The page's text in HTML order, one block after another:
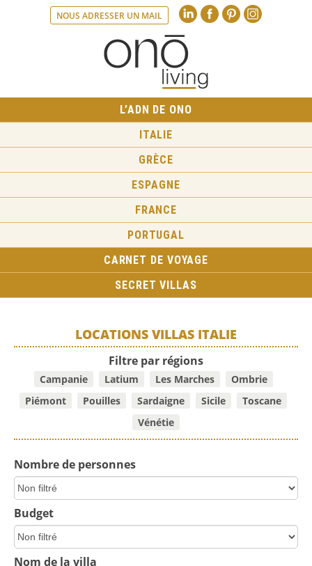
NOUS ADRESSER UN MAIL Linkedin
L’ADN DE ONO
ITALIE
GRÈCE
ESPAGNE
FRANCE
PORTUGAL
CARNET DE VOYAGE
SECRET VILLAS
LOCATIONS VILLAS ITALIE
Filtre par régions
Campanie Latium Les Marches
Ombrie
Piémont
Pouilles Sardaigne Sicile
Toscane
Vénétie
Nombre de personnes
Budget
Nom de la villa